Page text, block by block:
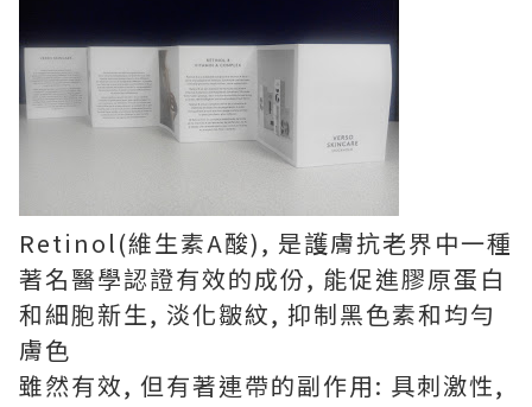
Retinol(維生素A酸), 是護膚抗老界中一種
著名醫學認證有效的成份, 能促進膠原蛋白
和細胞新生, 淡化皺紋, 抑制黑色素和均勻
膚色
雖然有效, 但有著連帶的副作用: 具刺激性,